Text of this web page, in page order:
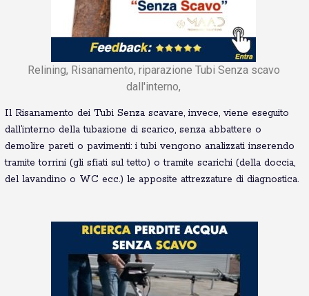
Relining, Risanamento, riparazione Tubi Senza scavo
dall'interno,
Il Risanamento dei Tubi Senza scavare, invece, viene eseguito
dall’interno della tubazione di scarico, senza abbattere o
demolire pareti o pavimenti: i tubi vengono analizzati inserendo
tramite torrini (gli sfiati sul tetto) o tramite scarichi (della doccia,
del lavandino o WC ecc.) le apposite attrezzature di diagnostica.